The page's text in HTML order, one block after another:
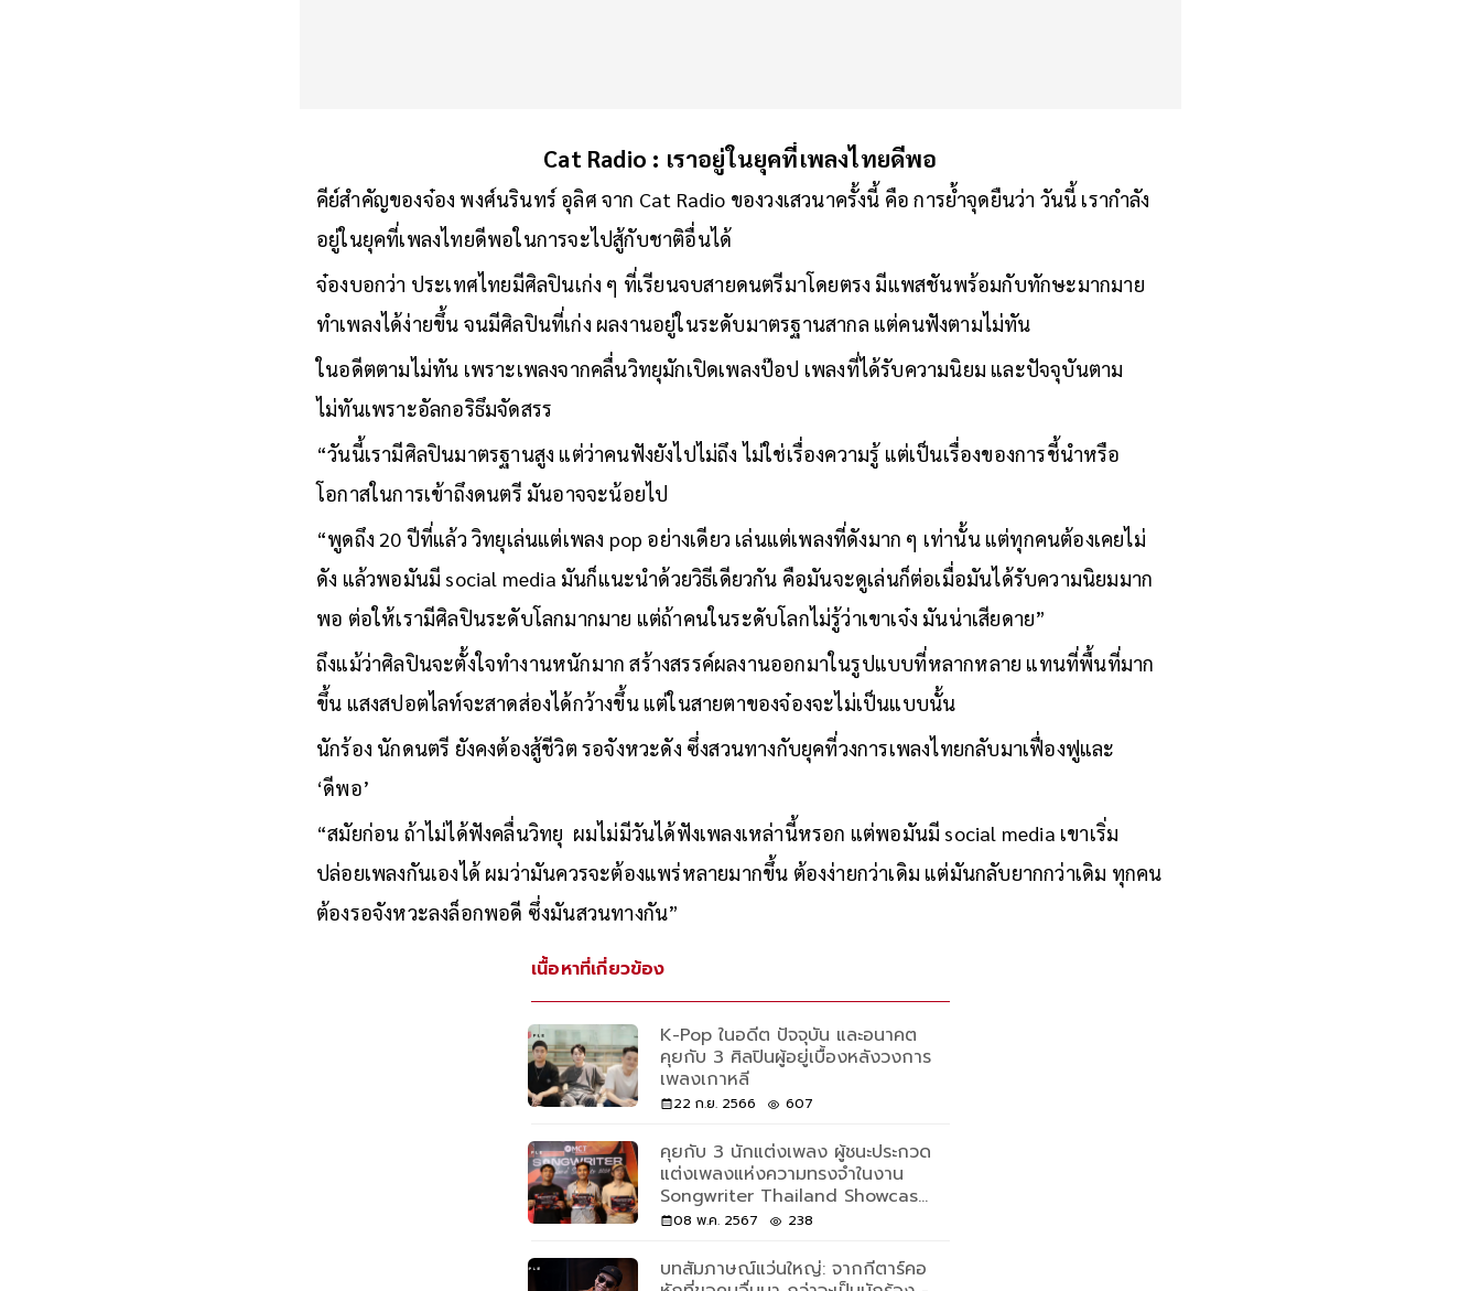
Cat Radio : เราอยู่ในยุคที่เพลงไทยดีพอ
คีย์สำคัญของจ๋อง พงศ์นรินทร์ อุลิศ จาก Cat Radio ของวงเสวนาครั้งนี้ คือ การย้ำจุดยืนว่า วันนี้ เรากำลัง
อยู่ในยุคที่เพลงไทยดีพอในการจะไปสู้กับชาติอื่นได้
จ๋องบอกว่า ประเทศไทยมีศิลปินเก่ง ๆ ที่เรียนจบสายดนตรีมาโดยตรง มีแพสชันพร้อมกับทักษะมากมาย
ทำเพลงได้ง่ายขึ้น จนมีศิลปินที่เก่ง ผลงานอยู่ในระดับมาตรฐานสากล แต่คนฟังตามไม่ทัน
ในอดีตตามไม่ทัน เพราะเพลงจากคลื่นวิทยุมักเปิดเพลงป๊อป เพลงที่ได้รับความนิยม และปัจจุบันตาม
ไม่ทันเพราะอัลกอริธึมจัดสรร
“วันนี้เรามีศิลปินมาตรฐานสูง แต่ว่าคนฟังยังไปไม่ถึง ไม่ใช่เรื่องความรู้ แต่เป็นเรื่องของการชี้นำหรือ
โอกาสในการเข้าถึงดนตรี มันอาจจะน้อยไป
“พูดถึง 20 ปีที่แล้ว วิทยุเล่นแต่เพลง pop อย่างเดียว เล่นแต่เพลงที่ดังมาก ๆ เท่านั้น แต่ทุกคนต้องเคยไม่
ดัง แล้วพอมันมี social media มันก็แนะนำด้วยวิธีเดียวกัน คือมันจะดูเล่นก็ต่อเมื่อมันได้รับความนิยมมาก
พอ ต่อให้เรามีศิลปินระดับโลกมากมาย แต่ถ้าคนในระดับโลกไม่รู้ว่าเขาเจ๋ง มันน่าเสียดาย”
ถึงแม้ว่าศิลปินจะตั้งใจทำงานหนักมาก สร้างสรรค์ผลงานออกมาในรูปแบบที่หลากหลาย แทนที่พื้นที่มาก
ขึ้น แสงสปอตไลท์จะสาดส่องได้กว้างขึ้น แต่ในสายตาของจ๋องจะไม่เป็นแบบนั้น
นักร้อง นักดนตรี ยังคงต้องสู้ชีวิต รอจังหวะดัง ซึ่งสวนทางกับยุคที่วงการเพลงไทยกลับมาเฟื่องฟูและ
‘ดีพอ’
“สมัยก่อน ถ้าไม่ได้ฟังคลื่นวิทยุ ผมไม่มีวันได้ฟังเพลงเหล่านี้หรอก แต่พอมันมี social media เขาเริ่ม
ปล่อยเพลงกันเองได้ ผมว่ามันควรจะต้องแพร่หลายมากขึ้น ต้องง่ายกว่าเดิม แต่มันกลับยากกว่าเดิม ทุกคน
ต้องรอจังหวะลงล็อกพอดี ซึ่งมันสวนทางกัน”
เนื้อหาที่เกี่ยวข้อง
K-Pop ในอดีต ปัจจุบัน และอนาคต
คุยกับ 3 ศิลปินผู้อยู่เบื้องหลังวงการ
เพลงเกาหลี
22 ก.ย. 2566 607
คุยกับ 3 นักแต่งเพลง ผู้ชนะประกวด
แต่งเพลงแห่งความทรงจำในงาน
Songwriter Thailand Showcase
2024
08 พ.ค. 2567 238
บทสัมภาษณ์แว่นใหญ่: จากกีตาร์คอ